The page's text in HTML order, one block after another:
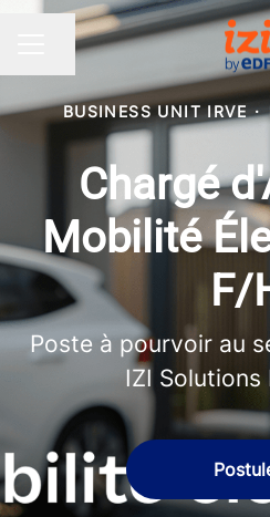
MENU CARRIÈRE
Partager la page
BUSINESS UNIT IRVE ·
Chargé
Mobilité
F/
Poste à pourvoir au
IZI Solutions